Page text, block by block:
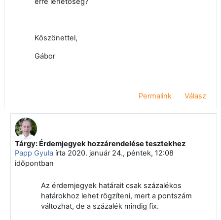
Köszönettel,
Gábor
Permalink Válasz
Válasz erre: Makó Gábor
Tárgy: Érdemjegyek hozzárendelése tesztekhez
Papp Gyulaírta 2020. január 24., péntek, 12:08
időpontban
Az érdemjegyek határait csak százalékos
határokhoz lehet rögzíteni, mert a pontszám
változhat, de a százalék mindig fix.